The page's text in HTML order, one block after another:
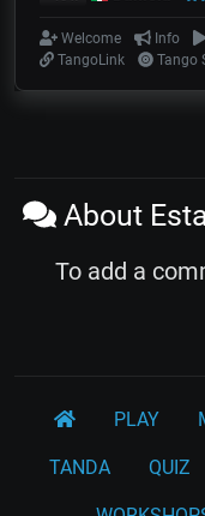
Welcome Info
TangoLink
Tango
About
To add a
PLAY
TANDA QUIZ